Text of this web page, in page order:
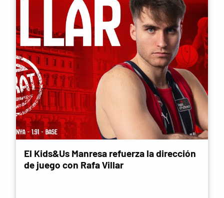
El Kids&Us Manresa refuerza la dirección
de juego con Rafa Villar